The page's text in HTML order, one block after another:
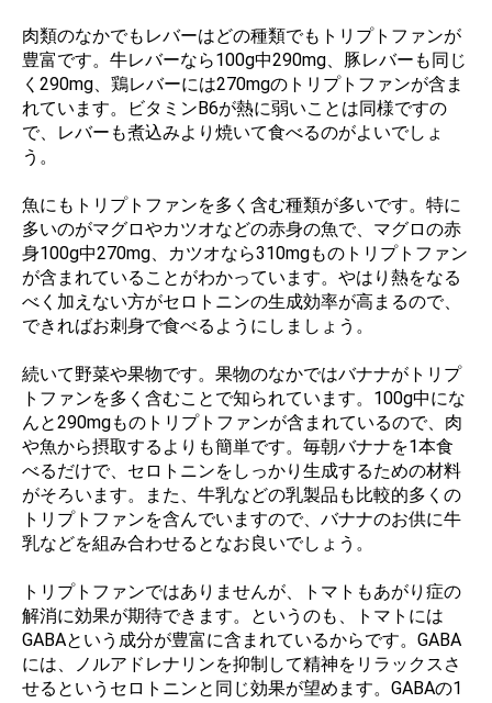
肉類のなかでもレバーはどの種類でもトリプトファンが
豊富です。牛レバーなら100g中290mg、豚レバーも同じ
く290mg、鶏レバーには270mgのトリプトファンが含ま
れています。ビタミンB6が熱に弱いことは同様ですの
で、レバーも煮込みより焼いて食べるのがよいでしょ
う。
魚にもトリプトファンを多く含む種類が多いです。特に
多いのがマグロやカツオなどの赤身の魚で、マグロの赤
身100g中270mg、カツオなら310mgものトリプトファン
が含まれていることがわかっています。やはり熱をなる
べく加えない方がセロトニンの生成効率が高まるので、
できればお刺身で食べるようにしましょう。
続いて野菜や果物です。果物のなかではバナナがトリプ
トファンを多く含むことで知られています。100g中にな
んと290mgものトリプトファンが含まれているので、肉
や魚から摂取するよりも簡単です。毎朝バナナを1本食
べるだけで、セロトニンをしっかり生成するための材料
がそろいます。また、牛乳などの乳製品も比較的多くの
トリプトファンを含んでいますので、バナナのお供に牛
乳などを組み合わせるとなお良いでしょう。
トリプトファンではありませんが、トマトもあがり症の
解消に効果が期待できます。というのも、トマトには
GABAという成分が豊富に含まれているからです。GABA
には、ノルアドレナリンを抑制して精神をリラックスさ
せるというセロトニンと同じ効果が望めます。GABAの1